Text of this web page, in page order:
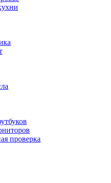
проверка